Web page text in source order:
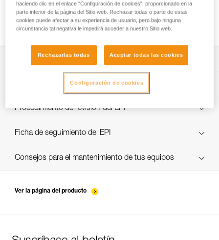
Cómo asegurarse de un correcto apretado
de los tornillos
Descargar ficha técnica (PDF)
Technical Notice
Aplicación para el control y seguimiento de sus EPI
Procedimiento de revisión del EPI
verif EPI-CONNECTEURS-procedure-ES
Ficha de seguimiento del EPI
verif EPI-suivi-connecteur-ES
Consejos para el mantenimiento de tus equipos
Ver la página del producto
haciendo clic en el enlace "Configuración de cookies", proporcionado en la
parte inferior de la página del Sitio web. Rechazar todas o parte de estas
cookies puede afectar a su experiencia de usuario, pero bajo ninguna
circunstancia tal negativa le impedirá acceder a nuestro Sitio web.
Rechazarlas todas Aceptar todas las cookies
Configuración de cookies